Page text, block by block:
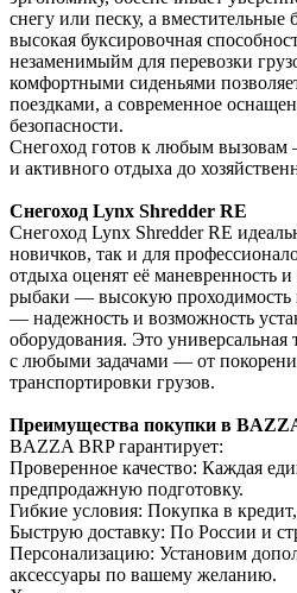
снегу или песку, а
высокая буксировочная
незаменимыйм для перевозки
комфортными сиденьями
поездками, а современное
безопасности.
Снегоход готов к любым вызовам
и активного отдыха до
Снегоход Lynx Shredder RE
Снегоход Lynx Shredder RE
новичков, так и для
отдыха оценят её маневренность
рыбаки — высокую проходимость
— надежность и возможность
оборудования. Это универсальная
с любыми задачами — от
транспортировки грузов.
Преимущества покупки в
BAZZA BRP гарантирует:
Проверенное качество: Каждая
предпродажную подготовку.
Гибкие условия: Покупка в кредит,
Быструю доставку: По России и
Персонализацию: Установим
аксессуары по вашему желанию.